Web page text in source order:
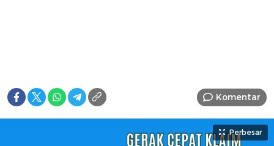
Komentar
Perbesar